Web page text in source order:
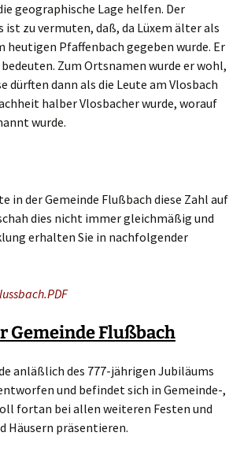
geographische Lage helfen. Der
zu vermuten, daß, da Lüxem älter als
heutigen Pfaffenbach gegeben wurde. Er
Zum Ortsnamen wurde er wohl,
dürften dann als die Leute am Vlosbach
halber Vlosbacher wurde, worauf
wurde.
in der Gemeinde Flußbach diese Zahl auf
dies nicht immer gleichmäßig und
erhalten Sie in nachfolgender
.PDF
Gemeinde Flußbach
anläßlich des 777-jährigen Jubiläums
und befindet sich in Gemeinde-,
fortan bei allen weiteren Festen und
Häusern präsentieren.